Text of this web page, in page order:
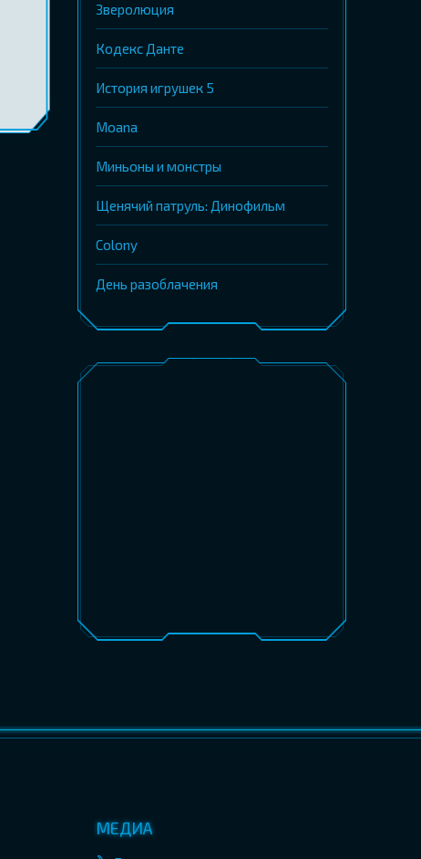
Зверолюция
Кодекс Данте
История игрушек 5
Moana
Миньоны и монстры
Щенячий патруль: Динофильм
Colony
День разоблачения
МЕДИА